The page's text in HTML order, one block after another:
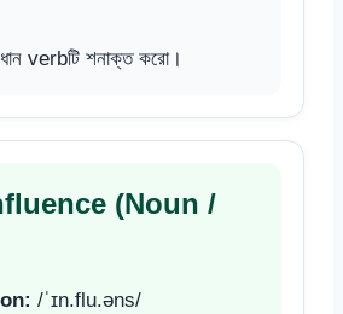
verbটি শনাক্ত করো।
(Noun /
/ˈɪn.flu.əns/